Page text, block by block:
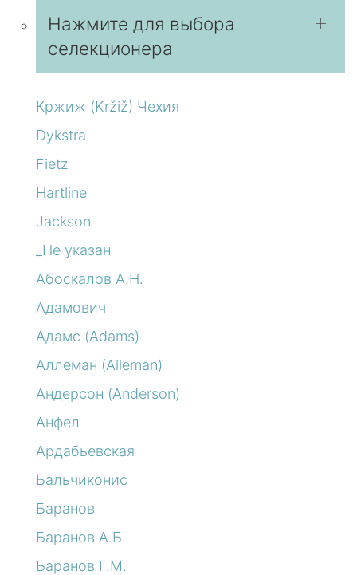
Нажмите для выбора
селекционера
Кржиж (Kržiž) Чехия
Dykstra
Fietz
Hartline
Jackson
_Не указан
Абоскалов А.Н.
Адамович
Адамс (Adams)
Аллеман (Alleman)
Андерсон (Anderson)
Анфел
Ардабьевская
Бальчиконис
Баранов
Баранов А.Б.
Баранов Г.М.